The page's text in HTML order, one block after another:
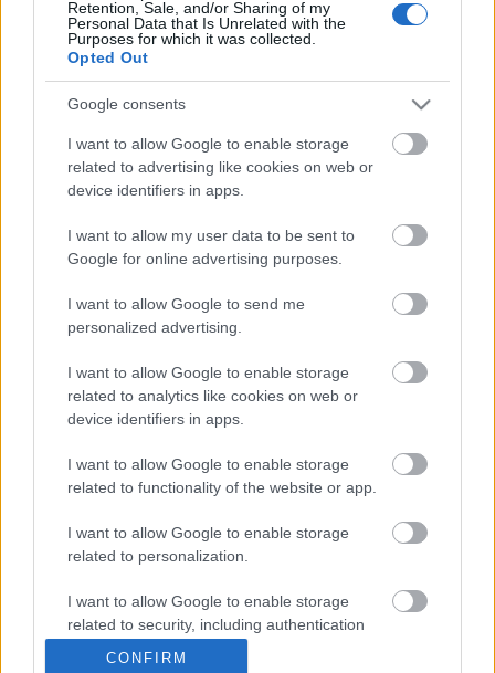
Retention, Sale, and/or Sharing of my
Personal Data that Is Unrelated with the
Purposes for which it was collected.
Opted Out
Google consents
I want to allow Google to enable storage
related to advertising like cookies on web or
device identifiers in apps.
I want to allow my user data to be sent to
Google for online advertising purposes.
I want to allow Google to send me
personalized advertising.
I want to allow Google to enable storage
related to analytics like cookies on web or
device identifiers in apps.
I want to allow Google to enable storage
related to functionality of the website or app.
I want to allow Google to enable storage
related to personalization.
I want to allow Google to enable storage
related to security, including authentication
CONFIRM
HIRDETÉS
Paks II.: Mit jelent az 5. blokk új
mérföldköve a felülvizsgálat
árnyékában?
Fontos a postaládákba költöző
széncinegék védelme
Amire többmillióan vártunk: szombattól
másodfokúra csökken a riasztás
KIEMELT